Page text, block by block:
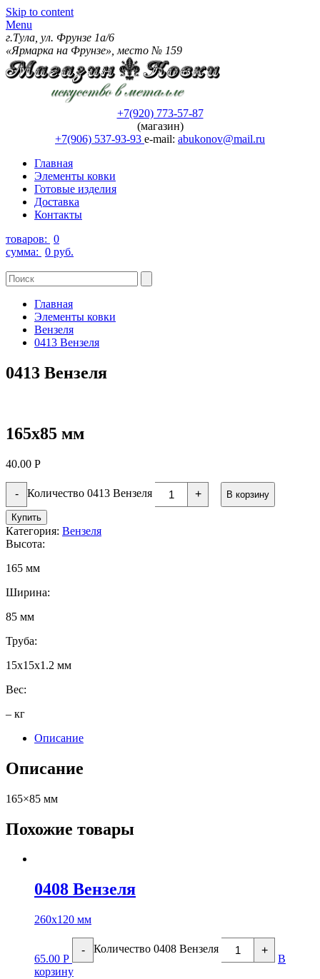
Skip to content
Menu
г.Тула, ул. Фрунзе 1а/6
«Ярмарка на Фрунзе», место № 159
+7(920) 773-57-87
(магазин)
+7(906) 537-93-93 e-mail: abukonov@mail.ru
Главная
Элементы ковки
Готовые изделия
Доставка
Контакты
товаров: 0
сумма: 0 руб.
Главная
Элементы ковки
Вензеля
0413 Вензеля
0413 Вензеля
165х85 мм
40.00 Р
- Количество 0413 Вензеля + В корзину
Купить
Категория: Вензеля
Высота:
165 мм
Ширина:
85 мм
Труба:
15х15х1.2 мм
Вес:
– кг
Описание
Описание
165×85 мм
Похожие товары
0408 Вензеля
260х120 мм
65.00 Р
- Количество 0408 Вензеля +
В
корзину